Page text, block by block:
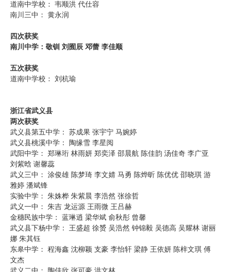
道南中学校： 韦顺洪 代仕容
南川三中： 黄永润
四次获奖
南川中学：敬钏 刘囿辰 邓蕾 李佳顺
五次获奖
道南中学校： 刘杭瑜
浙江省武义县
两次获奖
武义县第五中学： 苏成果 张宇宁 马婉婷
武义县桃溪中学： 陶缘雪 李星阅
武阳中学： 郑琳珩 林雨妍 郑奕泽 邵晨航 陈佳韵 汤佳奇 李广亚
刘紫晗 谢馨蕊
武义三中： 涂俊雄 陈梦琦 李文婧 马勇 陈烨昕 陈优优 邵晓琪 游
雅婷 潘斌锋
实验中学： 朱姝桦 朱紫晨 李浩然 张徐哲
武义一中： 朱吉 龙运源 王雨微 王吕赫
金穗民族中学： 蓝琳逍 梁华斌 俞秋彤 曾馨
武义县下杨中学： 王盛超 徐赟 吴浩然 钟锦毅 吴德高 吴耀林 谢丽
娜 朱其钰
东皋中学： 程海鑫 沈柳颖 支豪 李怡轩 梁静 王依妍 陈梓文琪 傅
文杰